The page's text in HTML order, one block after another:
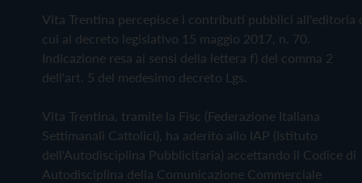
Vita Trentina percepisce i contributi pubblici all'editoria
cui al decreto legislativo 15 maggio 2017, n. 70.
Indicazione resa ai sensi della lettera f) del comma 2
dell'art. 5 del medesimo decreto Lgs.
Vita Trentina, tramite la Fisc (Federazione Italiana
Settimanali Cattolici), ha aderito allo IAP (Istituto
dell'Autodisciplina Pubblicitaria) accettando il Codice di
Autodisciplina della Comunicazione Commerciale